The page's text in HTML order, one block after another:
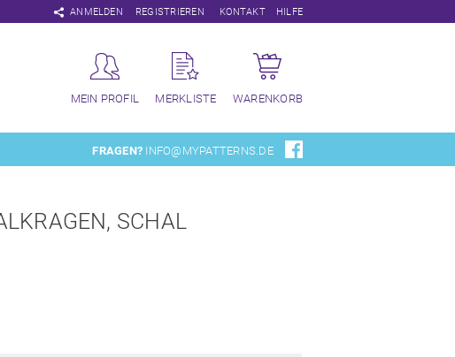
ANMELDEN
Navigation
überspringen
REGISTRIEREN KONTAKT HILFE
MEIN PROFIL MERKLISTE WARENKORB
FRAGEN? INFO@MYPATTERNS.DE
SCHAL